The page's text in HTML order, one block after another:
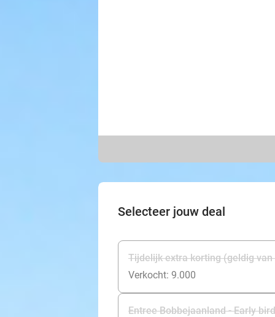
Selecteer jouw deal
Tijdelijk extra korting (geldig
Verkocht: 9.000
Entree Bobbejaanland - Early